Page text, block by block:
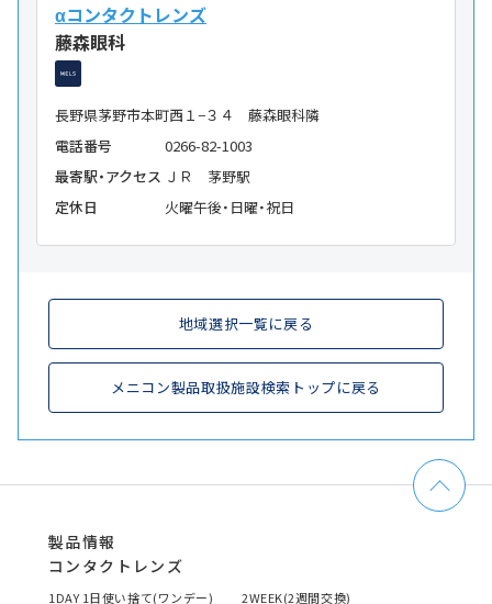
αコンタクトレンズ
藤森眼科
長野県茅野市本町西１−３４ 藤森眼科隣
電話番号
0266-82-1003
最寄駅・アクセス ＪＲ 茅野駅
定休日
火曜午後・日曜・祝日
地域選択一覧に戻る
メニコン製品取扱施設検索トップに戻る
製品情報
コンタクトレンズ
1DAY 1日使い捨て(ワンデー)
2WEEK(2週間交換)